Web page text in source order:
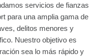
servicios de fianzas
para una amplia gama de
delitos menores y
Nuestro objetivo es
sea lo más rápido y